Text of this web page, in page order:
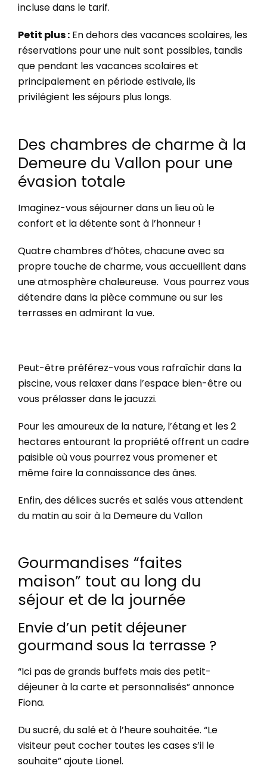
incluse dans le tarif.
Petit plus : En dehors des vacances scolaires, les
réservations pour une nuit sont possibles, tandis
que pendant les vacances scolaires et
principalement en période estivale, ils
privilégient les séjours plus longs.
Des chambres de charme à la
Demeure du Vallon pour une
évasion totale
Imaginez-vous séjourner dans un lieu où le
confort et la détente sont à l’honneur !
Quatre chambres d’hôtes, chacune avec sa
propre touche de charme, vous accueillent dans
une atmosphère chaleureuse. Vous pourrez vous
détendre dans la pièce commune ou sur les
terrasses en admirant la vue.
Peut-être préférez-vous vous rafraîchir dans la
piscine, vous relaxer dans l’espace bien-être ou
vous prélasser dans le jacuzzi.
Pour les amoureux de la nature, l’étang et les 2
hectares entourant la propriété offrent un cadre
paisible où vous pourrez vous promener et
même faire la connaissance des ânes.
Enfin, des délices sucrés et salés vous attendent
du matin au soir à la Demeure du Vallon
Gourmandises “faites
maison” tout au long du
séjour et de la journée
Envie d’un petit déjeuner
gourmand sous la terrasse ?
“Ici pas de grands buffets mais des petit-
déjeuner à la carte et personnalisés” annonce
Fiona.
Du sucré, du salé et à l’heure souhaitée. “Le
visiteur peut cocher toutes les cases s’il le
souhaite” ajoute Lionel.